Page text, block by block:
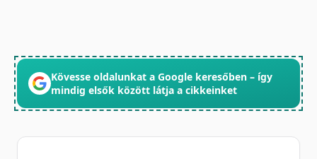
Kövesse oldalunkat a Google keresőben – így
mindig elsők között látja a cikkeinket